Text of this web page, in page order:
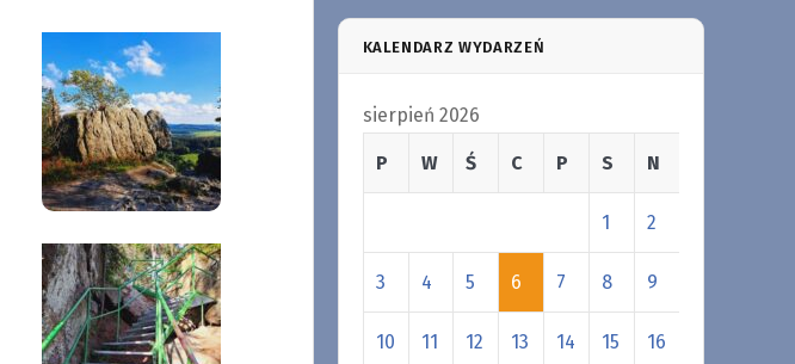
KALENDARZ WYDARZEŃ
sierpień 2026
P W Ś C P S N
1 2
3 4 5 6 7 8 9
10 11 12 13 14 15 16